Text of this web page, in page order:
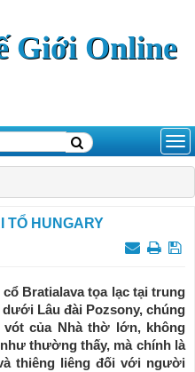
Giới Online
TỔ HUNGARY
Bratialava tọa lạc tại trung
Lâu đài Pozsony, chúng
của Nhà thờ lớn, không
thường thấy, mà chính là
thiêng liêng đối với người